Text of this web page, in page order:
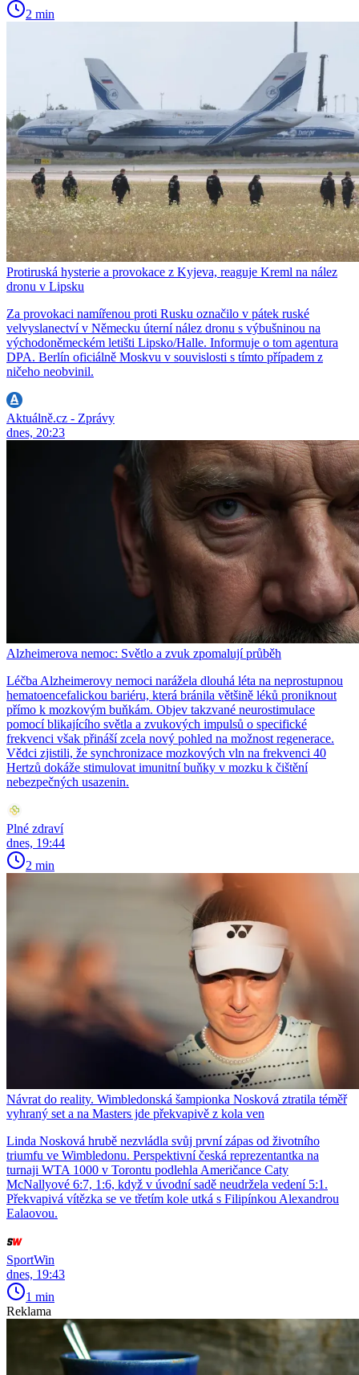
2 min
Protiruská hysterie a provokace z Kyjeva, reaguje Kreml na nález
dronu v Lipsku
Za provokaci namířenou proti Rusku označilo v pátek ruské
velvyslanectví v Německu úterní nález dronu s výbušninou na
východoněmeckém letišti Lipsko/Halle. Informuje o tom agentura
DPA. Berlín oficiálně Moskvu v souvislosti s tímto případem z
ničeho neobvinil.
Aktuálně.cz - Zprávy
dnes, 20:23
Alzheimerova nemoc: Světlo a zvuk zpomalují průběh
Léčba Alzheimerovy nemoci narážela dlouhá léta na neprostupnou
hematoencefalickou bariéru, která bránila většině léků proniknout
přímo k mozkovým buňkám. Objev takzvané neurostimulace
pomocí blikajícího světla a zvukových impulsů o specifické
frekvenci však přináší zcela nový pohled na možnost regenerace.
Vědci zjistili, že synchronizace mozkových vln na frekvenci 40
Hertzů dokáže stimulovat imunitní buňky v mozku k čištění
nebezpečných usazenin.
Plné zdraví
dnes, 19:44
2 min
Návrat do reality. Wimbledonská šampionka Nosková ztratila téměř
vyhraný set a na Masters jde překvapivě z kola ven
Linda Nosková hrubě nezvládla svůj první zápas od životního
triumfu ve Wimbledonu. Perspektivní česká reprezentantka na
turnaji WTA 1000 v Torontu podlehla Američance Caty
McNallyové 6:7, 1:6, když v úvodní sadě neudržela vedení 5:1.
Překvapivá vítězka se ve třetím kole utká s Filipínkou Alexandrou
Ealaovou.
SportWin
dnes, 19:43
1 min
Reklama